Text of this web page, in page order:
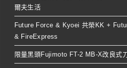
爾夫生活
Future Force & Kyoei 共榮KK +
& FireExpress
限量黑頭Fujimoto FT-2 MB-X改良式